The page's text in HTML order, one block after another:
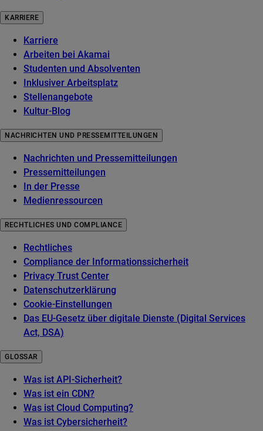
KARRIERE
Karriere
Arbeiten bei Akamai
Studenten und Absolventen
Inklusiver Arbeitsplatz
Stellenangebote
Kultur-Blog
NACHRICHTEN UND PRESSEMITTEILUNGEN
Nachrichten und Pressemitteilungen
Pressemitteilungen
In der Presse
Medienressourcen
RECHTLICHES UND COMPLIANCE
Rechtliches
Compliance der Informationssicherheit
Privacy Trust Center
Datenschutzerklärung
Cookie-Einstellungen
Das EU-Gesetz über digitale Dienste (Digital Services
Act, DSA)
GLOSSAR
Was ist API-Sicherheit?
Was ist ein CDN?
Was ist Cloud Computing?
Was ist Cybersicherheit?